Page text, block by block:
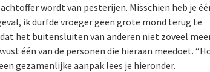
wordt van pesterijen. Misschien heb je
ik durfde vroeger geen grote mond terug te
het buitensluiten van anderen niet zoveel
één van de personen die hieraan meedoet.
gezamenlijke aanpak lees je hieronder.